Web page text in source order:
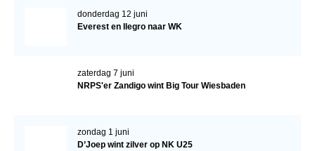
donderdag 12 juni
Everest en Ilegro naar WK
zaterdag 7 juni
NRPS'er Zandigo wint Big Tour Wiesbaden
zondag 1 juni
D’Joep wint zilver op NK U25